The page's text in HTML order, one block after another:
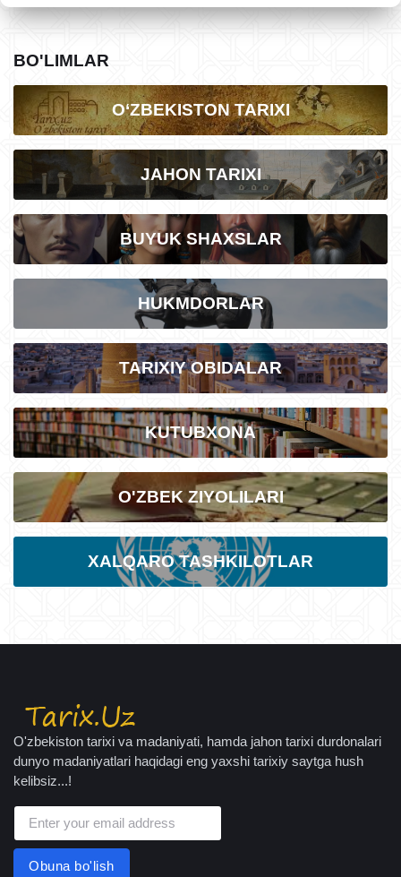
BO'LIMLAR
O‘ZBEKISTON TARIXI
JAHON TARIXI
BUYUK SHAXSLAR
HUKMDORLAR
TARIXIY OBIDALAR
KUTUBXONA
O'ZBEK ZIYOLILARI
XALQARO TASHKILOTLAR
O'zbekiston tarixi va madaniyati, hamda jahon tarixi durdonalari
dunyo madaniyatlari haqidagi eng yaxshi tarixiy saytga hush
kelibsiz...!
Obuna bo'lish